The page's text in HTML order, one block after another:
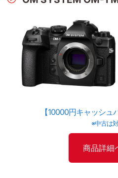
【10000円キャッシュ
※中古は
商品詳細